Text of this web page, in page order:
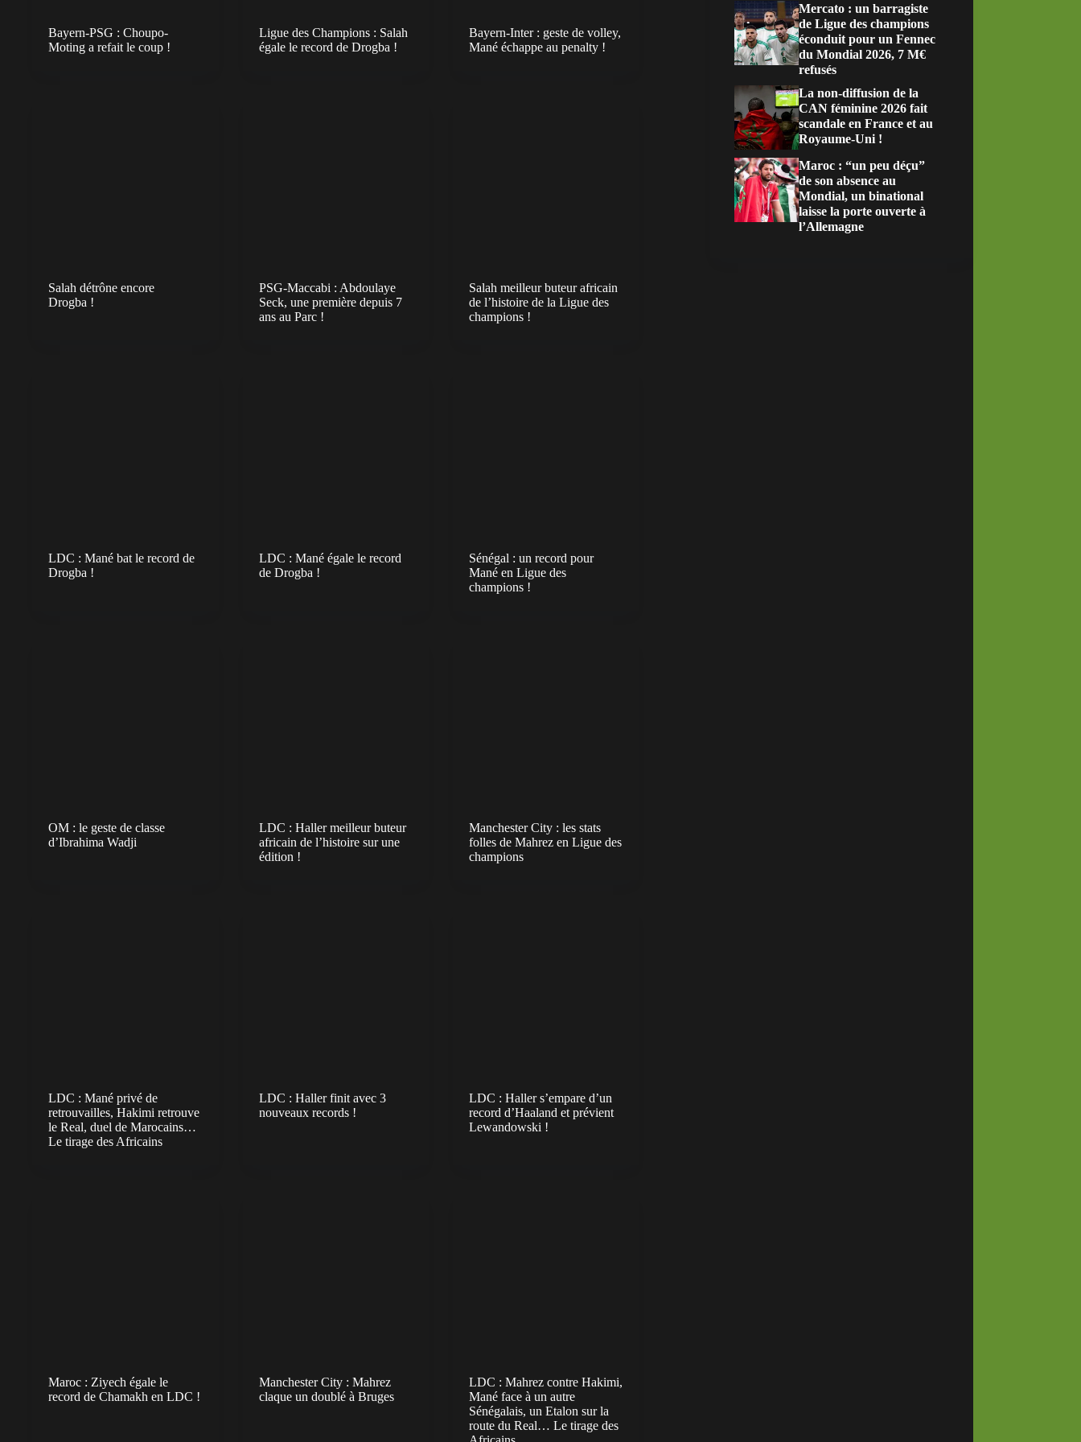
Bayern-PSG : Choupo-
Moting a refait le coup !
Ligue des Champions : Salah
égale le record de Drogba !
Bayern-Inter : geste de volley,
Mané échappe au penalty !
Salah détrône encore
Drogba !
PSG-Maccabi : Abdoulaye
Seck, une première depuis 7
ans au Parc !
Salah meilleur buteur africain
de l’histoire de la Ligue des
champions !
LDC : Mané bat le record de
Drogba !
LDC : Mané égale le record
de Drogba !
Sénégal : un record pour
Mané en Ligue des
champions !
OM : le geste de classe
d’Ibrahima Wadji
LDC : Haller meilleur buteur
africain de l’histoire sur une
édition !
Manchester City : les stats
folles de Mahrez en Ligue des
champions
LDC : Mané privé de
retrouvailles, Hakimi retrouve
le Real, duel de Marocains…
Le tirage des Africains
LDC : Haller finit avec 3
nouveaux records !
LDC : Haller s’empare d’un
record d’Haaland et prévient
Lewandowski !
Maroc : Ziyech égale le
record de Chamakh en LDC !
Manchester City : Mahrez
claque un doublé à Bruges
LDC : Mahrez contre Hakimi,
Mané face à un autre
Sénégalais, un Etalon sur la
route du Real… Le tirage des
Mercato : un barragiste
de Ligue des champions
éconduit pour un Fennec
du Mondial 2026, 7 M€
refusés
La non-diffusion de la
CAN féminine 2026 fait
scandale en France et au
Royaume-Uni !
Maroc : “un peu déçu”
de son absence au
Mondial, un binational
laisse la porte ouverte à
l’Allemagne